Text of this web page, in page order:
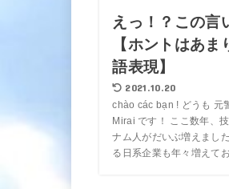
えっ！？この言
【ホントはあ
語表現】
2021.10.20
chào các bạn ! どうも 元
Mirai です！ ここ数年、
ナム人がだいぶ増えまし
る日系企業も年々増えて